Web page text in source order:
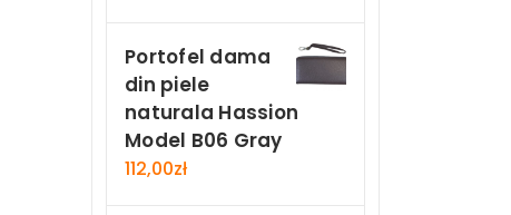
Portofel dama
din piele
naturala Hassion
Model B06 Gray
112,00zł